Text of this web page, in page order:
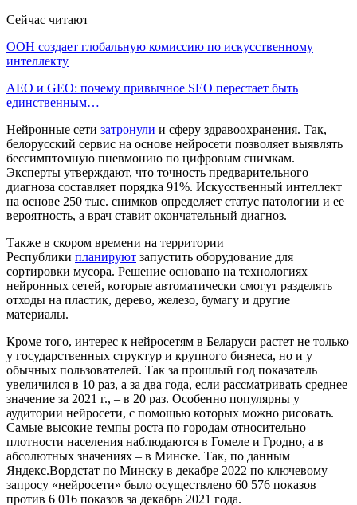
Сейчас читают
ООН создает глобальную комиссию по искусственному
интеллекту
AEO и GEO: почему привычное SEO перестает быть
единственным…
Нейронные сети затронули и сферу здравоохранения. Так,
белорусский сервис на основе нейросети позволяет выявлять
бессимптомную пневмонию по цифровым снимкам.
Эксперты утверждают, что точность предварительного
диагноза составляет порядка 91%. Искусственный интеллект
на основе 250 тыс. снимков определяет статус патологии и ее
вероятность, а врач ставит окончательный диагноз.
Также в скором времени на территории
Республики планируют запустить оборудование для
сортировки мусора. Решение основано на технологиях
нейронных сетей, которые автоматически смогут разделять
отходы на пластик, дерево, железо, бумагу и другие
материалы.
Кроме того, интерес к нейросетям в Беларуси растет не только
у государственных структур и крупного бизнеса, но и у
обычных пользователей. Так за прошлый год показатель
увеличился в 10 раз, а за два года, если рассматривать среднее
значение за 2021 г., – в 20 раз. Особенно популярны у
аудитории нейросети, c помощью которых можно рисовать.
Самые высокие темпы роста по городам относительно
плотности населения наблюдаются в Гомеле и Гродно, а в
абсолютных значениях – в Минске. Так, по данным
Яндекс.Вордстат по Минску в декабре 2022 по ключевому
запросу «нейросети» было осуществлено 60 576 показов
против 6 016 показов за декабрь 2021 года.